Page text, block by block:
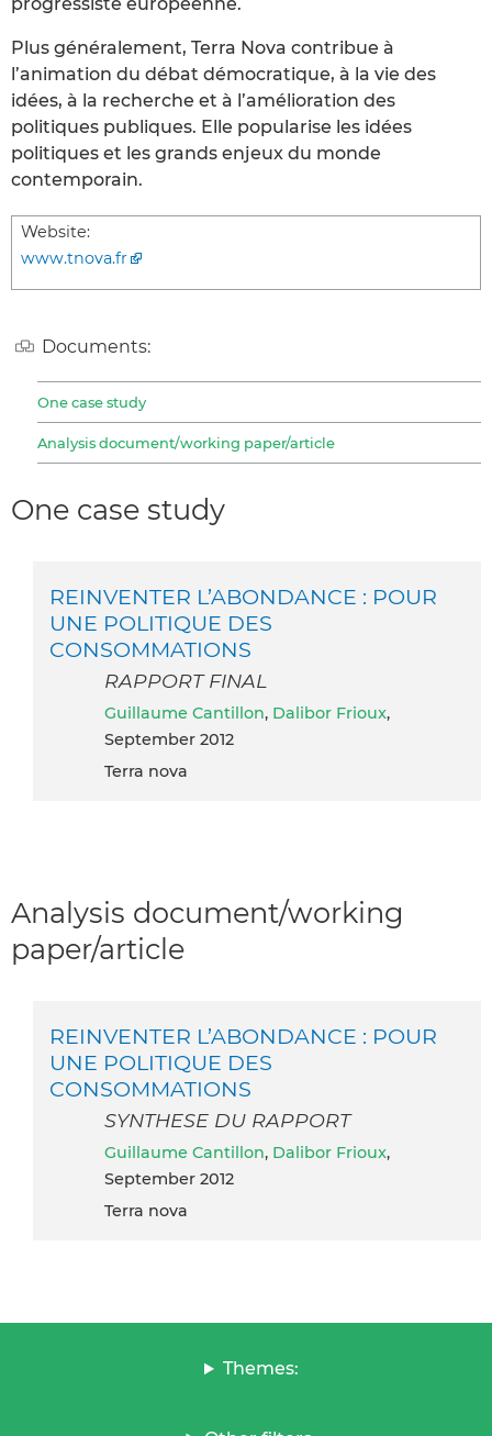
Plus généralement, Terra Nova contribue à
l’animation du débat démocratique, à la vie des
idées, à la recherche et à l’amélioration des
politiques publiques. Elle popularise les idées
politiques et les grands enjeux du monde
contemporain.
Website:
www.tnova.fr
Documents:
One case study
Analysis document/working paper/article
One case study
REINVENTER L’ABONDANCE : POUR
UNE POLITIQUE DES
CONSOMMATIONS
RAPPORT FINAL
Guillaume Cantillon, Dalibor Frioux,
September 2012
Terra nova
Analysis document/working
paper/article
REINVENTER L’ABONDANCE : POUR
UNE POLITIQUE DES
CONSOMMATIONS
SYNTHESE DU RAPPORT
Guillaume Cantillon, Dalibor Frioux,
September 2012
Terra nova
Themes: